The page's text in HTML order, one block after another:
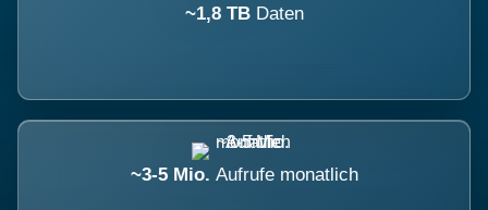
~1,8 TB Daten
~3-5 Mio. Aufrufe monatlich